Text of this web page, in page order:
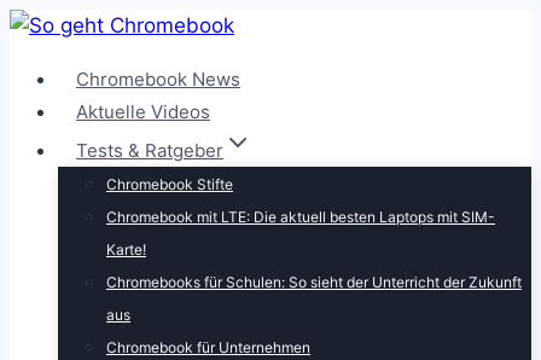
Zum
springenChromebook News
Aktuelle Videos
Tests & Ratgeber
Chromebook Stifte
Chromebook mit LTE: Die aktuell besten Laptops mit SIM-
Karte!
Chromebooks für Schulen: So sieht der Unterricht der Zukunft
aus
Chromebook für Unternehmen